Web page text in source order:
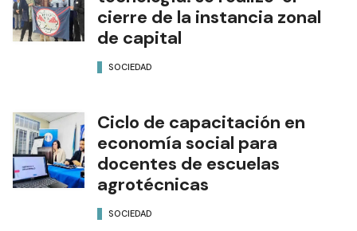
cierre de la instancia zonal
de capital
SOCIEDAD
Ciclo de capacitación en
economía social para
docentes de escuelas
agrotécnicas
SOCIEDAD